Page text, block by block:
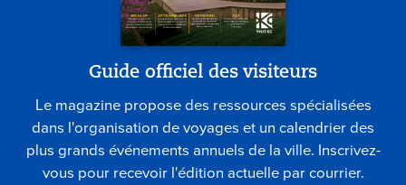
Guide officiel des visiteurs
Le magazine propose des ressources spécialisées
dans l'organisation de voyages et un calendrier des
plus grands événements annuels de la ville. Inscrivez-
vous pour recevoir l'édition actuelle par courrier.